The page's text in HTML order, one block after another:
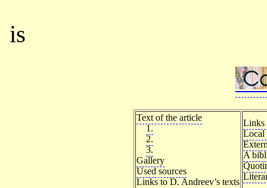
is
Text of the article
1.
2.
3.
Gallery
Used sources
Links to D. Andreev’s texts
Links
Local
A